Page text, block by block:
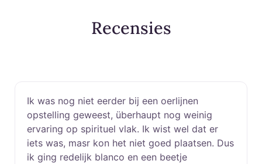
Recensies
Ik was nog niet eerder bij een oerlijnen
opstelling geweest, überhaupt nog weinig
ervaring op spirituel vlak. Ik wist wel dat er
iets was, masr kon het niet goed plaatsen. Dus
ik ging redelijk blanco en een beetje